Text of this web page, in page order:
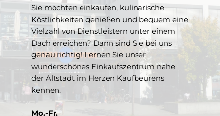
Sie möchten einkaufen, kulinarische
Köstlichkeiten genießen und bequem eine
Vielzahl von Dienstleistern unter einem
Dach erreichen? Dann sind Sie bei uns
genau richtig! Lernen Sie unser
wunderschönes Einkaufszentrum nahe
der Altstadt im Herzen Kaufbeurens
kennen.
Mo.-Fr.